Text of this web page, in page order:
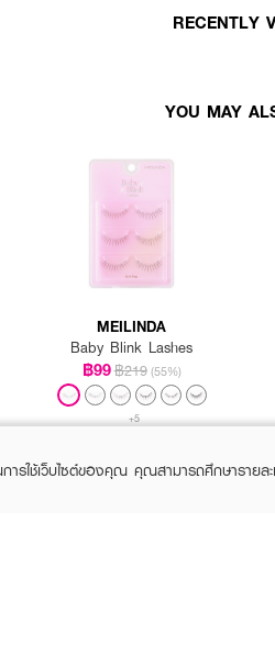
Roller Eyelid Sticker A 337 มี 2 ขนาดให้
Size L No.2 เน้นชั้นตาแบบชัดเจน
แนะนำวางช่วงกลางตาจะได้ตาสองชั้นที่เป็นธ
ม้วน แล้ววางลงบนเปลือกตา ค่อยๆ กดให้แน่
องชั้นลงไป จากนั้นก็ลืมตาขึ้นและค้างไม้ทิ้ง
RECENTLY
YOU MAY
MEILINDA
Baby Blink Lashes
฿99฿219 (55%)
+5
ารใช้เว็บไซต์ของคุณ คุณสามารถศึกษารายละ